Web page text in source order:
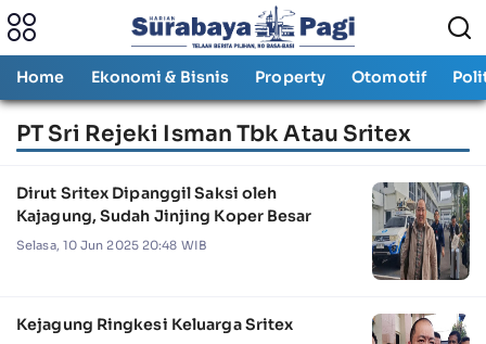
Home Ekonomi & Bisnis Property Otomotif
PT Sri Rejeki Isman Tbk Atau Sritex
Dirut Sritex Dipanggil Saksi oleh
Kajagung, Sudah Jinjing Koper Besar
Selasa, 10 Jun 2025 20:48 WIB
Kejagung Ringkesi Keluarga Sritex